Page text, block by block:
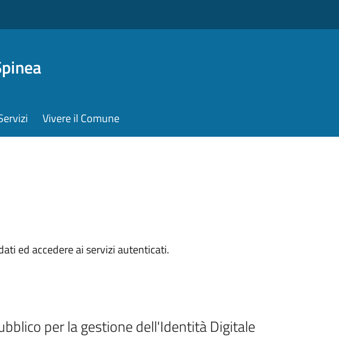
Vivere il Comune
ed accedere ai servizi autenticati.
per la gestione dell'Identità Digitale